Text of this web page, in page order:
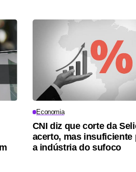
Economia
CNI diz que corte da
acerto, mas insuficiente
a indústria do sufoco